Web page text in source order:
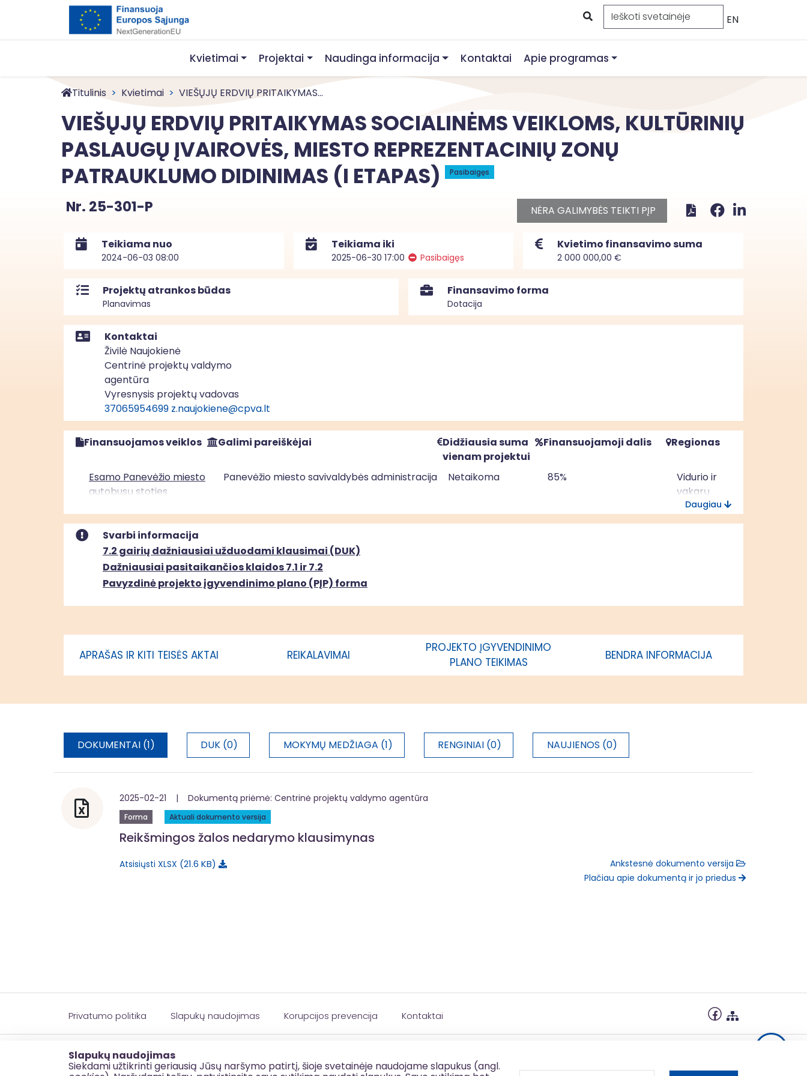
Slapukų naudojimas
Siekdami užtikrinti geriausią Jūsų naršymo patirtį, šioje svetainėje naudojame slapukus (angl.
EN
Kvietimai Projektai Naudinga informacija Kontaktai Apie programas
Titulinis Kvietimai VIEŠŲJŲ ERDVIŲ PRITAIKYMAS...
VIEŠŲJŲ ERDVIŲ PRITAIKYMAS SOCIALINĖMS VEIKLOMS, KULTŪRINIŲ
PASLAUGŲ ĮVAIROVĖS, MIESTO REPREZENTACINIŲ ZONŲ
PATRAUKLUMO DIDINIMAS (I ETAPAS)
Pasibaigęs
Nr. 25-301-P NĖRA GALIMYBĖS TEIKTI PĮP
Teikiama nuo
2024-06-03 08:00
Teikiama iki
2025-06-30 17:00 Pasibaigęs
Kvietimo finansavimo suma
2 000 000,00 €
Projektų atrankos būdas
Planavimas
Finansavimo forma
Dotacija
Kontaktai
Živilė Naujokienė
Centrinė projektų valdymo
agentūra
Vyresnysis projektų vadovas
37065954699 z.naujokiene@cpva.lt
Finansuojamos veiklos Galimi pareiškėjai
Didžiausia suma
vienam projektui
Finansuojamoji dalis Regionas
Esamo Panevėžio miesto
autobusų stoties
infrastruktūros
konversija, pritaikant ją
gyventojų ir
atvykstančiųjų
aptarnavimui teikiant
viešąsias paslaugas
susisiekimo, turizmo
informacijos srityse
Panevėžio miesto savivaldybės administracija Netaikoma 85%
Vidurio ir
vakarų
Lietuvos
regionas
Daugiau
Svarbi informacija
7.2 gairių dažniausiai užduodami klausimai (DUK)
Dažniausiai pasitaikančios klaidos 7.1 ir 7.2
Pavyzdinė projekto įgyvendinimo plano (PĮP) forma
APRAŠAS IR KITI TEISĖS AKTAI REIKALAVIMAI
PROJEKTO ĮGYVENDINIMO
PLANO TEIKIMAS
BENDRA INFORMACIJA
DOKUMENTAI (1) DUK (0) MOKYMŲ MEDŽIAGA (1) RENGINIAI (0) NAUJIENOS (0)
2025-02-21 | Dokumentą priėmė: Centrinė projektų valdymo agentūra
Forma Aktuali dokumento versija
Reikšmingos žalos nedarymo klausimynas
Atsisiųsti XLSX 21.6 KB
Ankstesnė dokumento versija
Plačiau apie dokumentą ir jo priedus
Privatumo politika Slapukų naudojimas Korupcijos prevencija Kontaktai
© 2026 esinvesticijos.lt